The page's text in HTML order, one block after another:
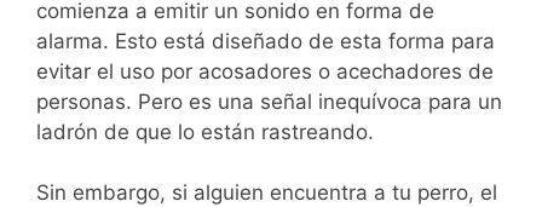
comienza a emitir un sonido en forma de
alarma. Esto está diseñado de esta forma para
evitar el uso por acosadores o acechadores de
personas. Pero es una señal inequívoca para un
ladrón de que lo están rastreando.
Sin embargo, si alguien encuentra a tu perro, el